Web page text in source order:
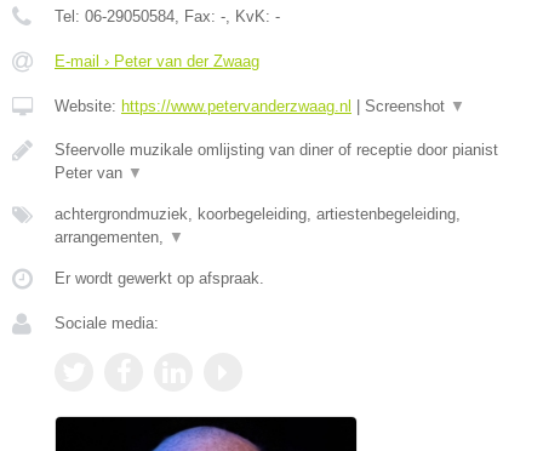
Tel: 06-29050584, Fax: -, KvK: -
E-mail › Peter van der Zwaag
Website: https://www.petervanderzwaag.nl Screenshot ▼
Sfeervolle muzikale omlijsting van diner of receptie door pianist
Peter van ▼
achtergrondmuziek, koorbegeleiding, artiestenbegeleiding,
arrangementen, ▼
Er wordt gewerkt op afspraak.
Sociale media: